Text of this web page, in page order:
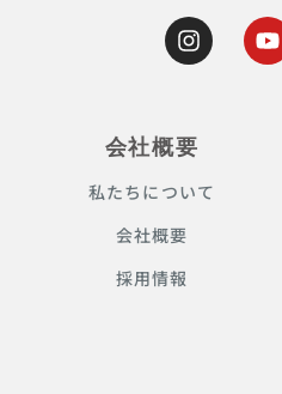
会社概要
私たちについて
会社概要
採用情報